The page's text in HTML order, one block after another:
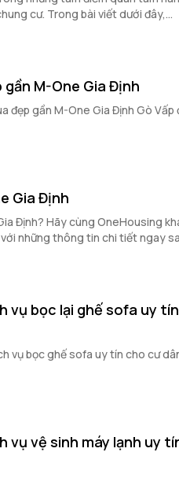
cư. Trong bài viết dưới đây,
theo giờ tại M-One Gia Định.
M-One Gia Định
đẹp gần M-One Gia Định Gò Vấp
Gia Định
Định? Hãy cùng OneHousing
những thông tin chi tiết ngay
vụ bọc lại ghế sofa uy
vụ bọc ghế sofa uy tín cho cư
vụ vệ sinh máy lạnh uy